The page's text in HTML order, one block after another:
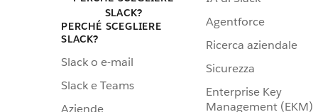
SLACK?
PERCHÉ SCEGLIERE
SLACK?
Slack o e-mail
Slack e Teams
Agentforce
Ricerca aziendale
Sicurezza
Enterprise Key
Management (EKM)